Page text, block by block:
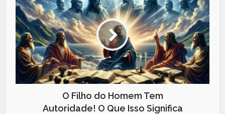
O Filho do Homem Tem
Autoridade! O Que Isso Significa